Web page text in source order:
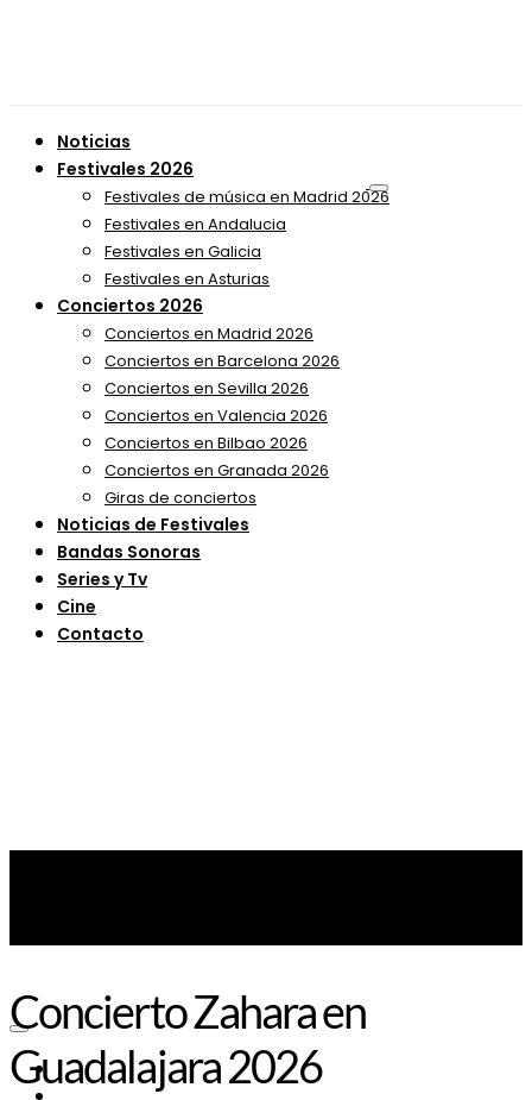
Noticias
Festivales 2026
Festivales de música en Madrid 2026
Festivales en Andalucia
Festivales en Galicia
Festivales en Asturias
Conciertos 2026
Conciertos en Madrid 2026
Conciertos en Barcelona 2026
Conciertos en Sevilla 2026
Conciertos en Valencia 2026
Conciertos en Bilbao 2026
Conciertos en Granada 2026
Giras de conciertos
Noticias de Festivales
Bandas Sonoras
Series y Tv
Cine
Contacto
Noticias
Concierto Zahara en
Guadalajara 2026